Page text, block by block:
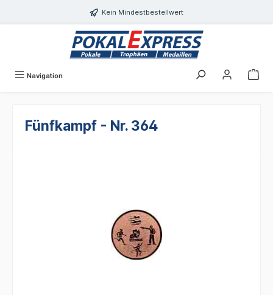
Kein Mindestbestellwert
Navigation
Fünfkampf - Nr. 364